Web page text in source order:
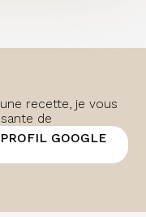
recette, je vous
de
GOOGLE